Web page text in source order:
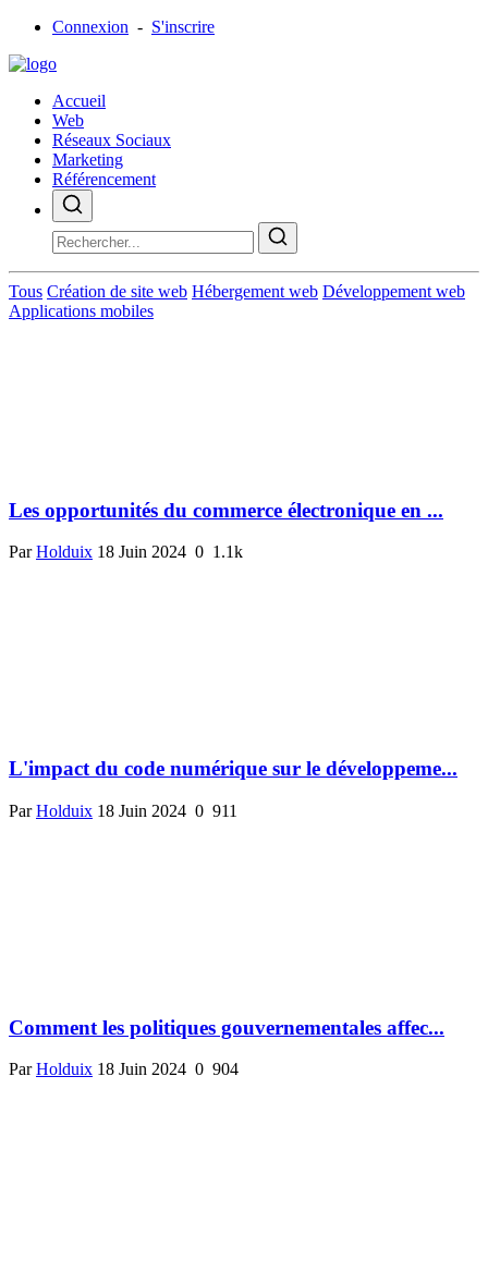
Connexion - S'inscrire
Accueil
Web
Réseaux Sociaux
Marketing
Référencement
Tous Création de site web Hébergement web Développement web
Applications mobiles
Les opportunités du commerce électronique en ...
ParHolduix 18 Juin 2024 0 1.1k
L'impact du code numérique sur le développeme...
ParHolduix 18 Juin 2024 0 911
Comment les politiques gouvernementales affec...
ParHolduix 18 Juin 2024 0 904